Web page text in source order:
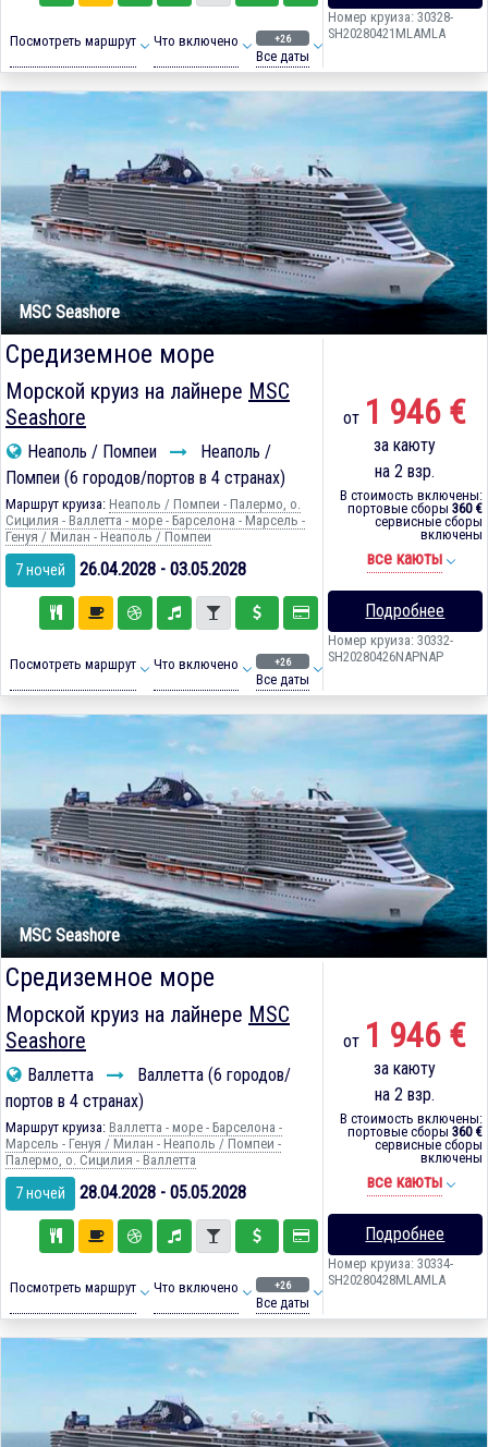
Посмотреть маршрут Что включено +26
Все даты
Номер круиза: 30328-
SH20280421MLAMLA
MSC Seashore
Средиземное море
Морской круиз на лайнере MSC
Seashore
Неаполь / Помпеи
Неаполь /
Помпеи (6 городов/портов в 4 странах)
Маршрут круиза: Неаполь / Помпеи - Палермо, о.
Сицилия - Валлетта - море - Барселона - Марсель -
Генуя / Милан - Неаполь / Помпеи
7 ночей 26.04.2028 - 03.05.2028
Посмотреть маршрут Что включено +26
Все даты
от 1 946 €
за каюту
на 2 взр.
В стоимость включены:
портовые сборы 360 €
сервисные сборы
включены
все каюты
Подробнее
Номер круиза: 30332-
SH20280426NAPNAP
MSC Seashore
Средиземное море
Морской круиз на лайнере MSC
Seashore
Валлетта
Валлетта (6 городов/
портов в 4 странах)
Маршрут круиза: Валлетта - море - Барселона -
Марсель - Генуя / Милан - Неаполь / Помпеи -
Палермо, о. Сицилия - Валлетта
7 ночей 28.04.2028 - 05.05.2028
Посмотреть маршрут Что включено +26
Все даты
от 1 946 €
за каюту
на 2 взр.
В стоимость включены:
портовые сборы 360 €
сервисные сборы
включены
все каюты
Подробнее
Номер круиза: 30334-
SH20280428MLAMLA